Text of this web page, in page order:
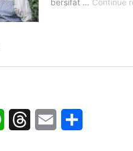
WhatsAppThreadsEmail